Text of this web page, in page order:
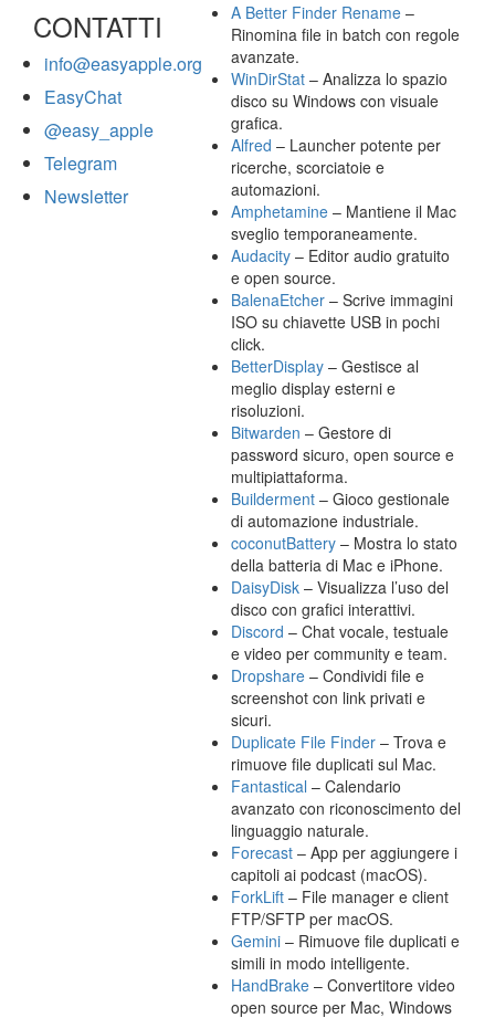
CONTATTI
info@easyapple.org
EasyChat
@easy_apple
Telegram
Newsletter
A Better Finder Rename –
Rinomina file in batch con regole
avanzate.
WinDirStat – Analizza lo spazio
disco su Windows con visuale
grafica.
Alfred – Launcher potente per
ricerche, scorciatoie e
automazioni.
Amphetamine – Mantiene il Mac
sveglio temporaneamente.
Audacity – Editor audio gratuito
e open source.
BalenaEtcher – Scrive immagini
ISO su chiavette USB in pochi
click.
BetterDisplay – Gestisce al
meglio display esterni e
risoluzioni.
Bitwarden – Gestore di
password sicuro, open source e
multipiattaforma.
Builderment – Gioco gestionale
di automazione industriale.
coconutBattery – Mostra lo stato
della batteria di Mac e iPhone.
DaisyDisk – Visualizza l’uso del
disco con grafici interattivi.
Discord – Chat vocale, testuale
e video per community e team.
Dropshare – Condividi file e
screenshot con link privati e
sicuri.
Duplicate File Finder – Trova e
rimuove file duplicati sul Mac.
Fantastical – Calendario
avanzato con riconoscimento del
linguaggio naturale.
Forecast – App per aggiungere i
capitoli ai podcast (macOS).
ForkLift – File manager e client
FTP/SFTP per macOS.
Gemini – Rimuove file duplicati e
simili in modo intelligente.
HandBrake – Convertitore video
open source per Mac, Windows